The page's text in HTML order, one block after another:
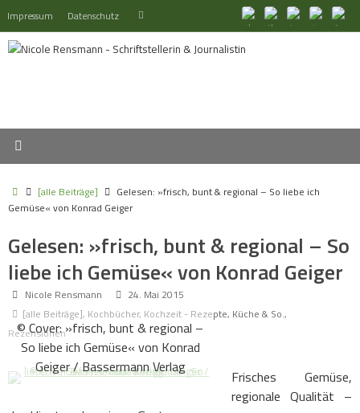
Inhalt
springen
Impressum Datenschutz Suchen
Start[alle Beiträge]
Gelesen: »frisch, bunt & regional – So liebe ich
Gemüse« von Konrad Geiger
Gelesen: »frisch, bunt & regional – So
liebe ich Gemüse« von Konrad Geiger
Nicole Rensmann
24. Mai 2015
[alle Beiträge], Kochbücher, Kochzeit - Rezepte, Küche & So.,
Rezensionen
© Cover: »frisch, bunt & regional –
So liebe ich Gemüse« von Konrad
Geiger / Bassermann Verlag
Frisches Gemüse,
regionale Qualität –